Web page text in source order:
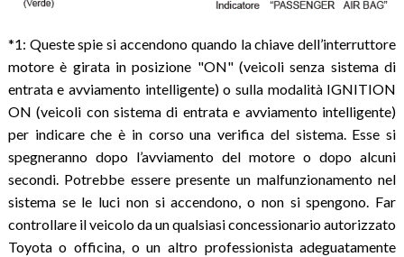
*1: Queste spie si accendono quando la chiave dell’interruttore
motore è girata in posizione "ON" (veicoli senza sistema di
entrata e avviamento intelligente) o sulla modalità IGNITION
ON (veicoli con sistema di entrata e avviamento intelligente)
per indicare che è in corso una verifica del sistema. Esse si
spegneranno dopo l’avviamento del motore o dopo alcuni
secondi. Potrebbe essere presente un malfunzionamento nel
sistema se le luci non si accendono, o non si spengono. Far
controllare il veicolo da un qualsiasi concessionario autorizzato
Toyota o officina, o un altro professionista adeguatamente